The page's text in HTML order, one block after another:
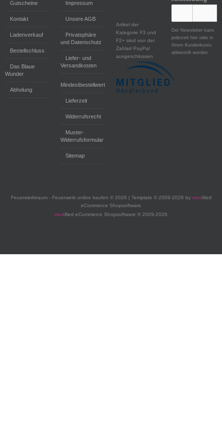
Gutscheine
Kontakt
Ladenverkauf
Bestellschluss
Das Blaue
Wunder
Abholung
Impressum
Unsere AGB
Privatsphäre
und Datenschutz
Liefer- und
Versandkosten
Mindestbestellwert
Lieferzeit
Widerrufsrecht
Muster-
Widerrufsformular
Sitemap
Artikel der
Kategorie F3 und
F2+ sind von der
Zahlart PayPal
ausgeschlossen
Der Newsletter kann
jederzeit hier oder in
Ihrem Kundenkonto
abbestellt werden.
Feuerwerktraum - Feuerwerk online kaufen © 2026 | Template © 2009-2026 by modified
eCommerce Shopsoftware
modified eCommerce Shopsoftware © 2009-2026